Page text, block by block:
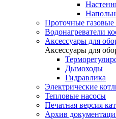
Проточные газовые
Водонагреватели
Аксессуары для
Аксессуары для
Дымоходы
Гидравлика
Электрические
Тепловые насосы
Печатная версия
Архив